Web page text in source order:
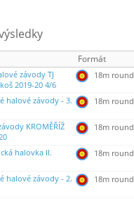
Formát
závody TJ
2019-20 4/6
18m round
halové závody - 3.
18m round
KROMĚŘÍŽ
18m round
halovka II. 18m round
halové závody - 2.
18m round